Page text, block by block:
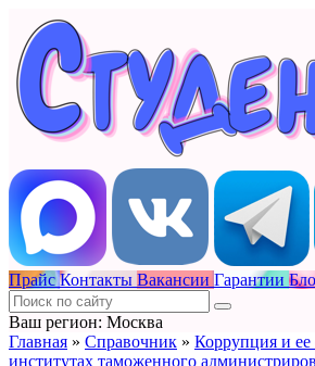
Прайс Контакты Вакансии Гарантии
Ваш регион: Москва
Главная » Справочник » Коррупция и ее
институтах таможенного